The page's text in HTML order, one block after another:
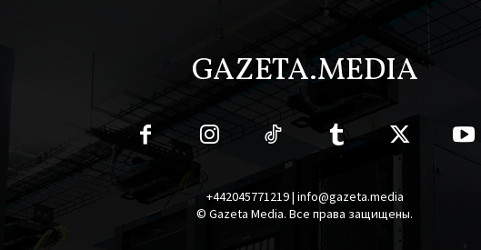
GAZETA.MEDIA
+442045771219 | info@gazeta.media
© Gazeta Media. Все права защищены.